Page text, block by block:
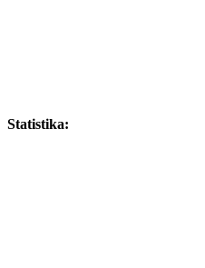
Statistika: